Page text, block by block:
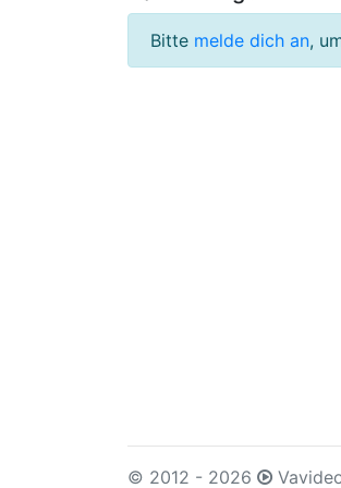
Bitte melde dich an,
© 2012 - 2026